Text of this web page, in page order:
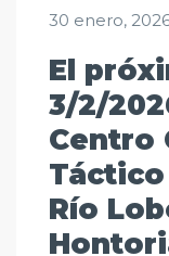
30 enero,
El
3/2/
Centro
Río